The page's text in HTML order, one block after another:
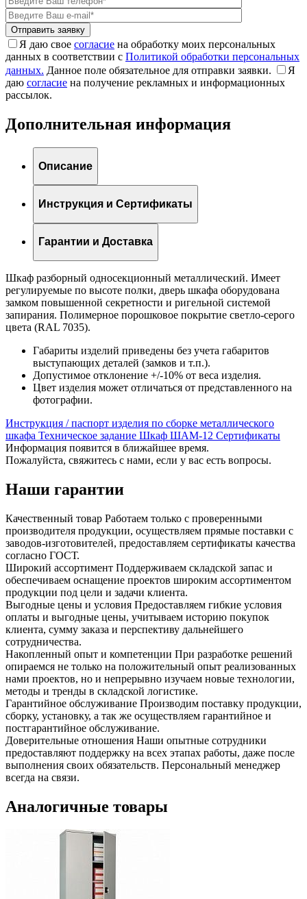
Я даю свое согласие на обработку моих персональных
данных в соответствии с Политикой обработки персональных
данных. Данное поле обязательное для отправки заявки.
Я
даю согласие на получение рекламных и информационных
рассылок.
Дополнительная информация
Описание
Инструкция и Сертификаты
Гарантии и Доставка
Шкаф разборный односекционный металлический. Имеет
регулируемые по высоте полки, дверь шкафа оборудована
замком повышенной секретности и ригельной системой
запирания. Полимерное порошковое покрытие светло-серого
цвета (RAL 7035).
Габариты изделий приведены без учета габаритов
выступающих деталей (замков и т.п.).
Допустимое отклонение +/-10% от веса изделия.
Цвет изделия может отличаться от представленного на
фотографии.
Инструкция / паспорт изделия по сборке металлического
шкафа Техническое задание Шкаф ШАМ-12 Сертификаты
Информация появится в ближайшее время.
Пожалуйста, свяжитесь с нами, если у вас есть вопросы.
Наши гарантии
Качественный товар Работаем только с проверенными
производителя продукции, осуществляем прямые поставки с
заводов-изготовителей, предоставляем сертификаты качества
согласно ГОСТ.
Широкий ассортимент Поддерживаем складской запас и
обеспечиваем оснащение проектов широким ассортиментом
продукции под цели и задачи клиента.
Выгодные цены и условия Предоставляем гибкие условия
оплаты и выгодные цены, учитываем историю покупок
клиента, сумму заказа и перспективу дальнейшего
сотрудничества.
Накопленный опыт и компетенции При разработке решений
опираемся не только на положительный опыт реализованных
нами проектов, но и непрерывно изучаем новые технологии,
методы и тренды в складской логистике.
Гарантийное обслуживание Производим поставку продукции,
сборку, установку, а так же осуществляем гарантийное и
постгарантийное обслуживание.
Доверительные отношения Наши опытные сотрудники
предоставляют поддержку на всех этапах работы, даже после
выполнения своих обязательств. Персональный менеджер
всегда на связи.
Аналогичные товары